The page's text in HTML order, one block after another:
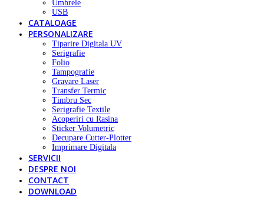
Umbrele
USB
CATALOAGE
PERSONALIZARE
Tiparire Digitala UV
Serigrafie
Folio
Tampografie
Gravare Laser
Transfer Termic
Timbru Sec
Serigrafie Textile
Acoperiri cu Rasina
Sticker Volumetric
Decupare Cutter-Plotter
Imprimare Digitala
SERVICII
DESPRE NOI
CONTACT
DOWNLOAD